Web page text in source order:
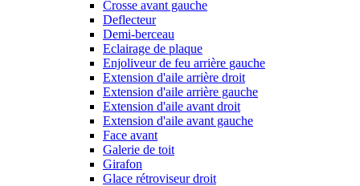
Crosse avant gauche
Deflecteur
Demi-berceau
Eclairage de plaque
Enjoliveur de feu arrière gauche
Extension d'aile arrière droit
Extension d'aile arrière gauche
Extension d'aile avant droit
Extension d'aile avant gauche
Face avant
Galerie de toit
Girafon
Glace rétroviseur droit